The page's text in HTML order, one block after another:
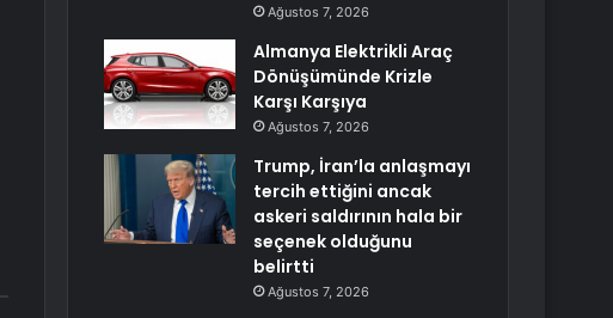
Ağustos 7, 2026
Almanya Elektrikli Araç
Dönüşümünde Krizle
Karşı Karşıya
Ağustos 7, 2026
Trump, İran’la anlaşmayı
tercih ettiğini ancak
askeri saldırının hala bir
seçenek olduğunu
belirtti
Ağustos 7, 2026